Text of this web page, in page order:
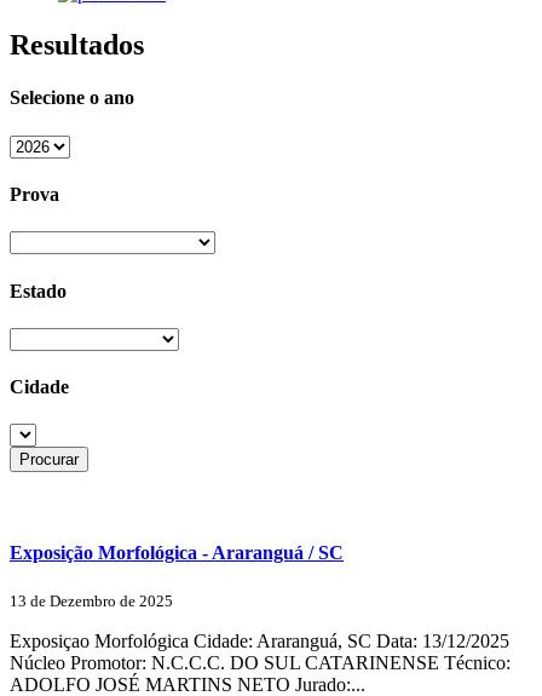
Resultados
Selecione o ano
Prova
Estado
Cidade
Exposição Morfológica - Araranguá / SC
13 de Dezembro de 2025
Exposiçao Morfológica Cidade: Araranguá, SC Data: 13/12/2025
Núcleo Promotor: N.C.C.C. DO SUL CATARINENSE Técnico:
ADOLFO JOSÉ MARTINS NETO Jurado:...